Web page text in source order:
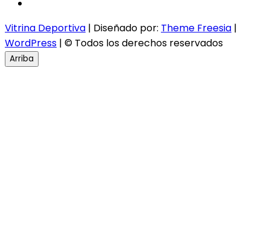
Vitrina Deportiva | Diseñado por: Theme Freesia |
WordPress | © Todos los derechos reservados
Arriba